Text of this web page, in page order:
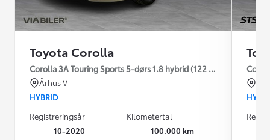
Toyota Corolla
Corolla 3A Touring Sports 5-dørs 1.8 hybrid (122 hk) aut. gear
Århus V
HYBRID
Registreringsår
10-2020
Kilometertal
100.000 km